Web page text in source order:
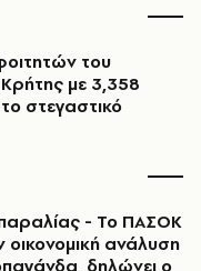
του
με 3,358
στεγαστικό
- Το ΠΑΣΟΚ
οικονομική ανάλυση
δηλώνει ο